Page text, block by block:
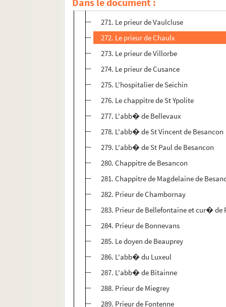
270. Prieur de Lanthenans
271. Le prieur de Vaulcluse
272. Le prieur de Chaulx
273. Le prieur de Villorbe
274. Le prieur de Cusance
275. L'hospitalier de Seichin
276. Le chappitre de St Ypolite
277. L'abb� de Bellevaux
278. L'abb� de St Vincent de Besancon
279. L'abb� de St Paul de Besancon
280. Chappitre de Besancon
281. Chappitre de Magdelaine de
282. Prieur de Chambornay
283. Prieur de Bellefontaine et cur� de
284. Prieur de Bonnevans
285. Le doyen de Beauprey
286. L'abb� du Luxeul
287. L'abb� de Bitainne
288. Prieur de Miegrey
289. Prieur de Fontenne